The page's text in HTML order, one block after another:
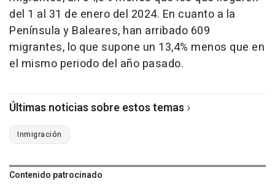
del 1 al 31 de enero del 2024. En cuanto a la
Península y Baleares, han arribado 609
migrantes, lo que supone un 13,4% menos que en
el mismo periodo del año pasado.
Últimas noticias sobre estos temas
Inmigración
Contenido patrocinado